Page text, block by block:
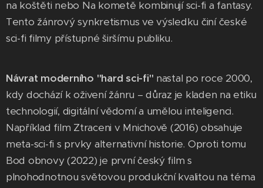
na koštěti nebo Na kometě kombinují sci-fi a fantasy.
Tento žánrový synkretismus ve výsledku činí české
sci-fi filmy přístupné širšímu publiku.
Návrat moderního "hard sci-fi" nastal po roce 2000,
kdy dochází k oživení žánru – důraz je kladen na etiku
technologií, digitální vědomí a umělou inteligenci.
Například film Ztraceni v Mnichově (2016) obsahuje
meta-sci-fi s prvky alternativní historie. Oproti tomu
Bod obnovy (2022) je první český film s
plnohodnotnou světovou produkční kvalitou na téma